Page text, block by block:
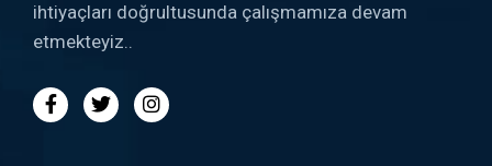
ihtiyaçları doğrultusunda çalışmamıza devam
etmekteyiz..